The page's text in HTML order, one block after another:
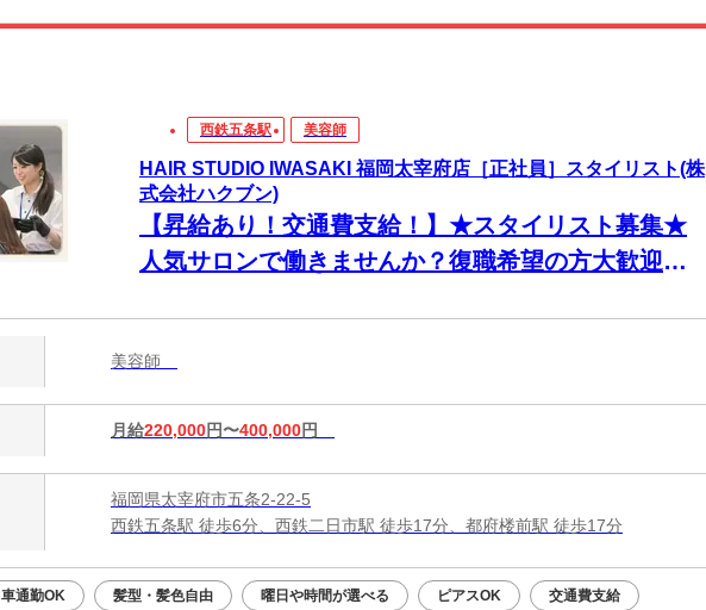
西鉄五条駅 美容師
HAIR STUDIO IWASAKI 福岡太宰府店［正社員］スタイリスト(株
式会社ハクブン)
【昇給あり！交通費支給！】★スタイリスト募集★
人気サロンで働きませんか？復職希望の方大歓迎◎
美容師
月給220,000円〜400,000円
福岡県太宰府市五条2-22-5
西鉄五条駅 徒歩6分、西鉄二日市駅 徒歩17分、都府楼前駅 徒歩17分
車通勤OK 髪型・髪色自由 曜日や時間が選べる ピアスOK 交通費支給